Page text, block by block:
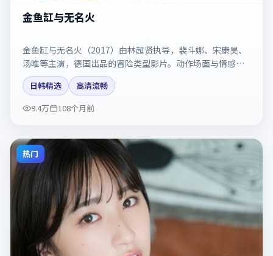
金鱼缸与无名火
金鱼缸与无名火（2017）由林超贤执导，裴斗娜、宋康昊、
汤唯等主演，德国出品的冒险类型影片。动作场面与情感戏
比例拿捏得当。剧情简介与主创信息可供检索参考，上映日
期以片方资料为准。
日韩精选
高清流畅
9.4万
108个月前
热门